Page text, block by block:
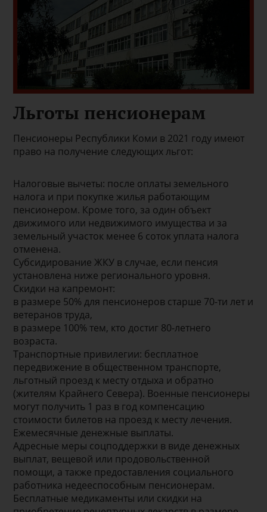
Льготы пенсионерам
Пенсионеры Республики Коми в 2021 году имеют
право на получение следующих льгот:
Налоговые вычеты: после оплаты земельного
налога и при покупке жилья работающим
пенсионером. Кроме того, за один объект
движимого или недвижимого имущества и за
земельный участок менее 6 соток уплата налога
отменена.
Субсидирование ЖКУ в случае, если пенсия
установлена ниже регионального уровня.
Скидки на капремонт:
в размере 50% для пенсионеров старше 70-ти лет и
ветеранов труда,
в размере 100% тем, кто достиг 80-летнего
возраста.
Транспортные привилегии: бесплатное
передвижение в общественном транспорте,
льготный проезд к месту отдыха и обратно
(жителям Крайнего Севера). Военные пенсионеры
могут получить 1 раз в год компенсацию
стоимости билетов на проезд к месту лечения.
Ежемесячные денежные выплаты.
Адресные меры соцподдержки в виде денежных
выплат, вещевой или продовольственной
помощи, а также предоставления социального
работника недееспособным пенсионерам.
Бесплатные медикаменты или скидки на